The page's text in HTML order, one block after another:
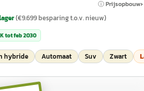
ⓘ Prijsopbouw
(€9.699besparing t.o.v. nieuw)
totfeb 2030
hybride Automaat Suv Zwart